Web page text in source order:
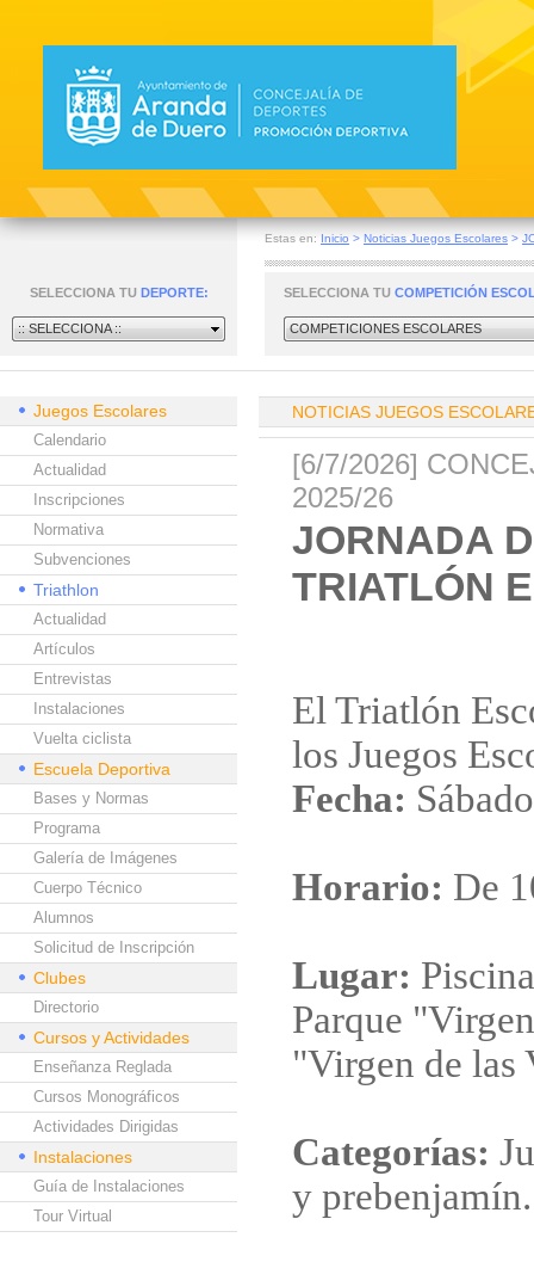
Estas en: Inicio > Noticias Juegos Escolares >
SELECCIONA TU DEPORTE:
:: SELECCIONA ::
SELECCIONA TU COMPETICIÓN
COMPETICIONES ESCOLARES
Juegos Escolares
Calendario
Actualidad
Inscripciones
Normativa
Subvenciones
Triathlon
Actualidad
Artículos
Entrevistas
Instalaciones
Vuelta ciclista
Escuela Deportiva
Bases y Normas
Programa
Galería de Imágenes
Cuerpo Técnico
Alumnos
Solicitud de Inscripción
Clubes
Directorio
Cursos y Actividades
Enseñanza Reglada
Cursos Monográficos
Actividades Dirigidas
Instalaciones
Guía de Instalaciones
Tour Virtual
NOTICIAS JUEGOS
[6/7/2026]
2025/26
JORNADA
TRIATLÓN
El Triatlón
los Juegos
Fecha:
Horario: De
Lugar:
Parque
"Virgen de las
Categorías:
y prebenjamín.